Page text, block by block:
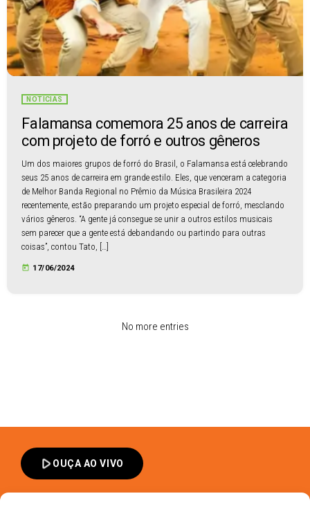
NOTÍCIAS
Falamansa comemora 25 anos de carreira
com projeto de forró e outros gêneros
Um dos maiores grupos de forró do Brasil, o Falamansa está celebrando
seus 25 anos de carreira em grande estilo. Eles, que venceram a categoria
de Melhor Banda Regional no Prêmio da Música Brasileira 2024
recentemente, estão preparando um projeto especial de forró, mesclando
vários gêneros. “A gente já consegue se unir a outros estilos musicais
sem parecer que a gente está debandando ou partindo para outras
coisas”, contou Tato, […]
today 17/06/2024
No more entries
play_arrowOUÇA AO VIVO